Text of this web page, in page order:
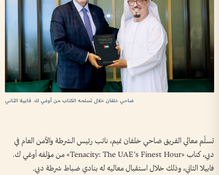
ضاحي خلفان خلال تسلمه الكتاب من أوغي ك. فابيلا الثاني
تسلّم معالي الفريق ضاحي خلفان تميم، نائب رئيس الشرطة والأمن العام في
دبي، كتاب «Tenacity: The UAE’s Finest Hour» من مؤلفه أوغي ك.
فابيلا الثاني، وذلك خلال استقبال معاليه له بنادي ضباط شرطة دبي.